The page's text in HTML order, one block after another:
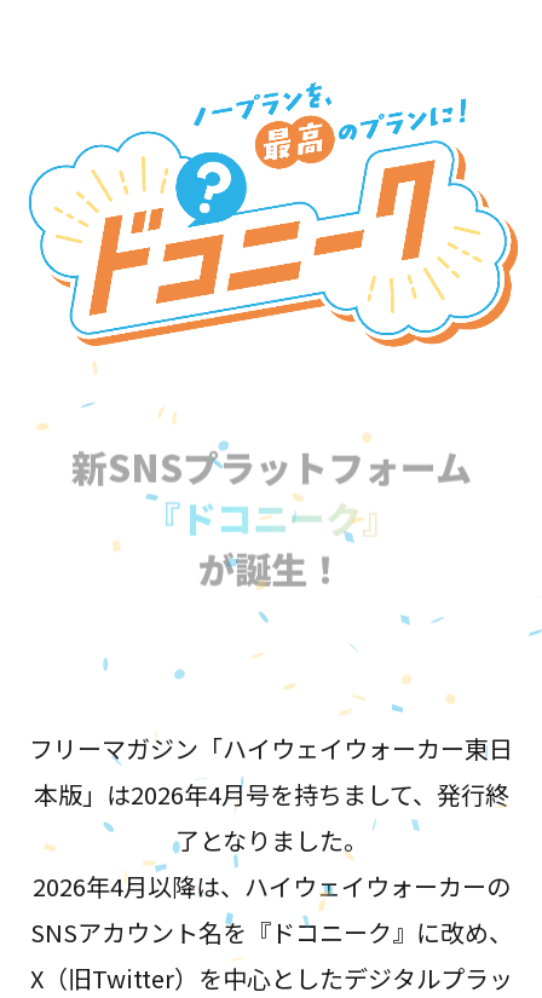
新SNSプラットフォーム
『ドコニーク』
が誕生！
フリーマガジン「ハイウェイウォーカー東日
本版」は2026年4月号を持ちまして、発行終
了となりました。
2026年4月以降は、ハイウェイウォーカーの
SNSアカウント名を『ドコニーク』に改め、
X（旧Twitter）を中心としたデジタルプラッ